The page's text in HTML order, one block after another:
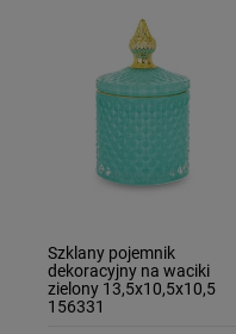
Szklany pojemnik
dekoracyjny na waciki
zielony 13,5x10,5x10,5
156331